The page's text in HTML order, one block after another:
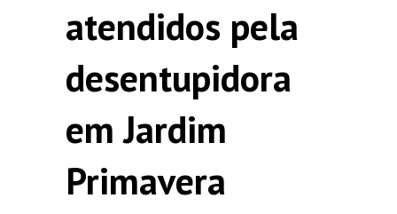
atendidos pela
desentupidora
em Jardim
Primavera